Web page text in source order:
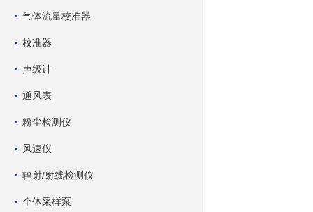
气体流量校准器
校准器
声级计
通风表
粉尘检测仪
风速仪
辐射/射线检测仪
个体采样泵